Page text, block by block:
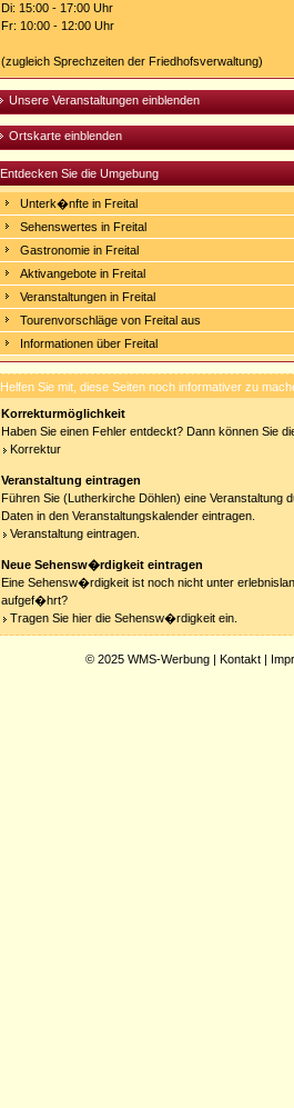
Di: 15:00 - 17:00 Uhr
Fr: 10:00 - 12:00 Uhr
(zugleich Sprechzeiten der Friedhofsverwaltung)
Unsere Veranstaltungen einblenden
Ortskarte einblenden
Entdecken Sie die Umgebung
Unterk�nfte in Freital
Sehenswertes in Freital
Gastronomie in Freital
Aktivangebote in Freital
Veranstaltungen in Freital
Tourenvorschläge von Freital aus
Informationen über Freital
Helfen Sie mit, diese Seiten noch informativer zu
Korrekturmöglichkeit
Haben Sie einen Fehler entdeckt? Dann können Sie
Korrektur
Veranstaltung eintragen
Führen Sie (Lutherkirche Döhlen) eine Veranstaltung
Daten in den Veranstaltungskalender eintragen.
Veranstaltung eintragen.
Neue Sehensw�rdigkeit eintragen
Eine Sehensw�rdigkeit ist noch nicht unter
aufgef�hrt?
Tragen Sie hier die Sehensw�rdigkeit ein.
© 2025 WMS-Werbung | Kontakt |